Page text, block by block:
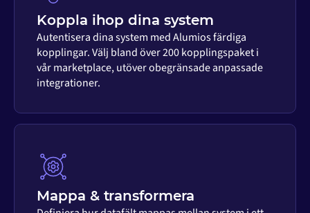
Koppla ihop dina system
Autentisera dina system med Alumios färdiga
kopplingar. Välj bland över 200 kopplingspaket i
vår marketplace, utöver obegränsade anpassade
integrationer.
Mappa & transformera